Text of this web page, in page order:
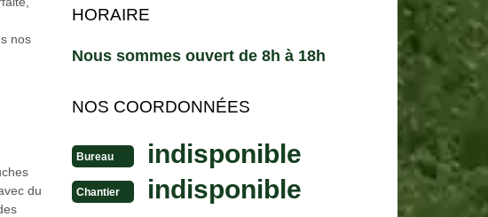
nos
du
HORAIRE
Nous sommes ouvert de 8h à 18h
NOS COORDONNÉES
Bureau indisponible
Chantier indisponible